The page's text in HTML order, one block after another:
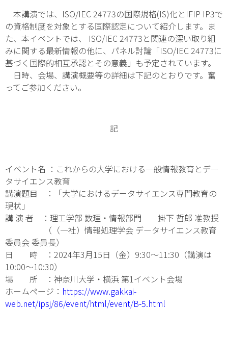
本講演では、ISO/IEC 24773の国際規格(IS)化とIFIP IP3で
の資格制度を対象とする国際認定について紹介します。ま
た、本イベントでは、 ISO/IEC 24773と関連の深い取り組
みに関する最新情報の他に、パネル討論「ISO/IEC 24773に
基づく国際的相互承認とその意義」も予定されています。
日時、会場、講演概要等の詳細は下記のとおりです。奮
ってご参加ください。
記
イベント名 ：これからの大学における一般情報教育とデー
タサイエンス教育
講演題目 ：「大学におけるデータサイエンス専門教育の
現状」
講 演 者 ：理工学部 数理・情報部門 掛下 哲郎 准教授
（（一社）情報処理学会 データサイエンス教育
委員会 委員長）
日 時 ：2024年3月15日（金）9:30～11:30（講演は
10:00～10:30）
場 所 ：神奈川大学・横浜 第1イベント会場
ホームページ： https://www.gakkai-
web.net/ipsj/86/event/html/event/B-5.html